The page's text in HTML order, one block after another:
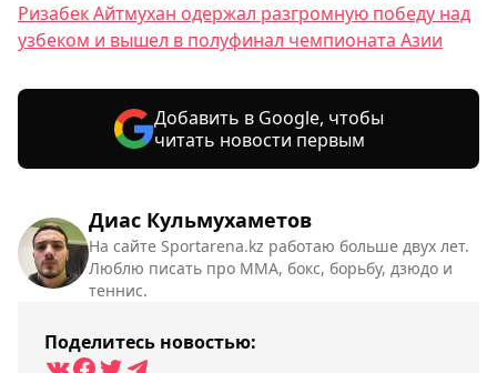
Диас Кульмухаметов
На сайте Sportarena.kz работаю больше двух лет.
Люблю писать про ММА, бокс, борьбу, дзюдо и
теннис.
Поделитесь новостью:
Ризабек Айтмухан одержал разгромную победу над
узбеком и вышел в полуфинал чемпионата Азии
Добавить в Google, чтобы
читать новости первым